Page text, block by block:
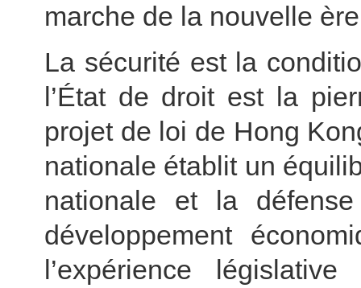
marche de la nouvelle
La sécurité est la
l’État de droit est la
projet de loi de Hong
nationale établit un
nationale et la
développement
l’expérience